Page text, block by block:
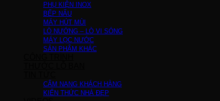
PHỤ KIỆN INOX
BẾP NẤU
MÁY HÚT MÙI
LÒ NƯỚNG – LÒ VI SÓNG
MÁY LỌC NƯỚC
SẢN PHẨM KHÁC
CẨM NANG KHÁCH HÀNG
KIẾN THỨC NHÀ ĐẸP